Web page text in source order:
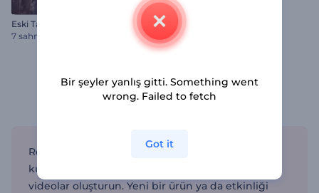
Eski Tarihi Belgeler Slayt Gösterisi
7 sahneler
Renderforest'tan Teaser Video Şablonları
Renderforest'ın teaser video şablonlarını
kullanarak izleyicilerin ilgisini çeken harika
videolar oluşturun. Yeni bir ürün ya da etkinliği
Bir şeyler yanlış gitti. Something went
wrong. Failed to fetch
Got it